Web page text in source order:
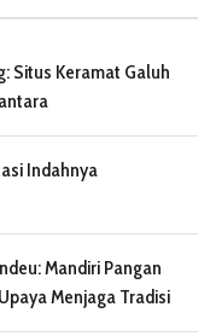
Situs Keramat Galuh
Indahnya
Mandiri Pangan
Menjaga Tradisi